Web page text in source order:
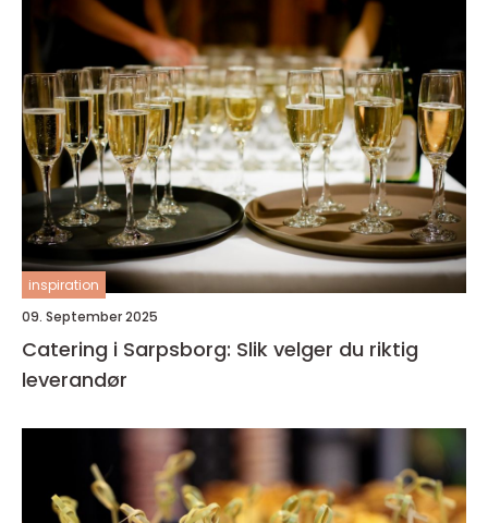
inspiration
09. September 2025
Catering i Sarpsborg: Slik velger du riktig
leverandør